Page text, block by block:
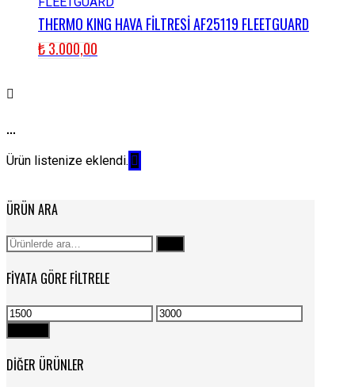
THERMO KING HAVA FİLTRESİ AF25119 FLEETGUARD
₺3.000,00
...
Ürün listenize eklendi.
ÜRÜN ARA
Ara:
FIYATA GÖRE FILTRELE
En
düşük
fiyat
En
yüksek
DIĞER ÜRÜNLER